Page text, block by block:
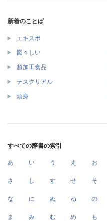
新着のことば
エキスポ
図々しい
超加工食品
テスクリアル
頭身
すべての辞書の索引
あ い う え お
さ し す せ そ
な に ぬ ね の
ま み む め も